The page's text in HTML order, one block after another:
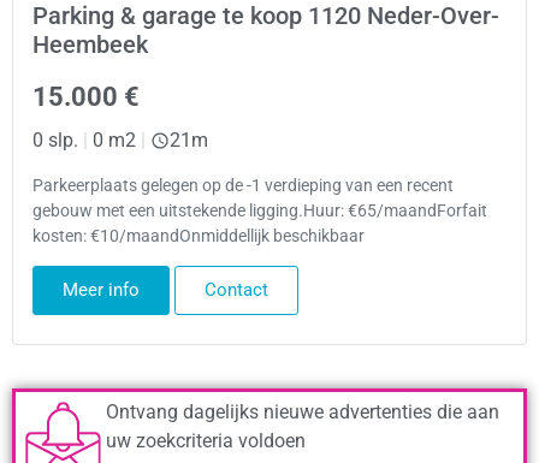
Parking & garage te koop 1120 Neder-Over-
Heembeek
15.000 €
0 slp. 0 m2 21m
Parkeerplaats gelegen op de -1 verdieping van een recent
gebouw met een uitstekende ligging.Huur: €65/maandForfait
kosten: €10/maandOnmiddellijk beschikbaar
Meer info Contact
Ontvang dagelijks nieuwe advertenties die aan
uw zoekcriteria voldoen